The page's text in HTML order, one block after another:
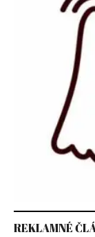
REKLAMNÉ